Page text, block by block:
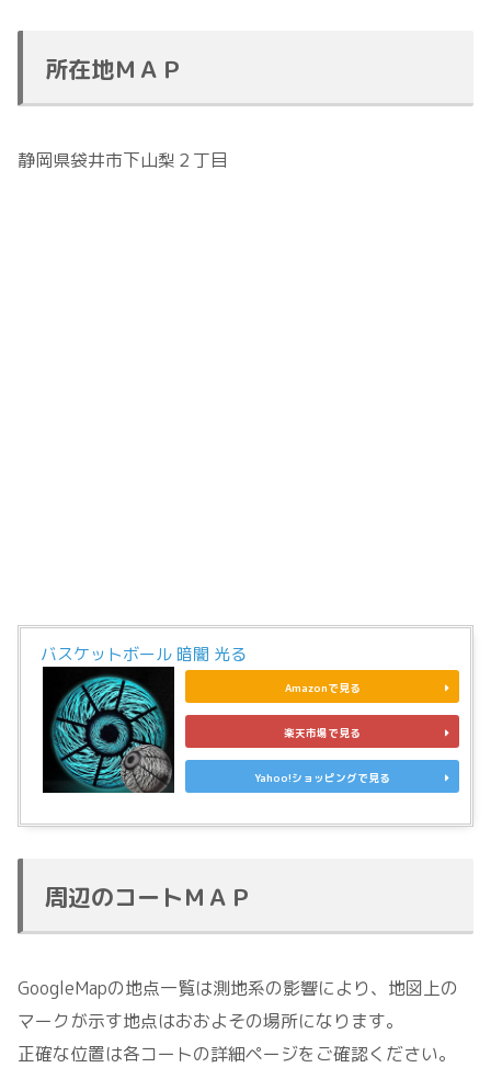
所在地ＭＡＰ
静岡県袋井市下山梨２丁目
バスケットボール 暗闇 光る
Amazonで見る
楽天市場で見る
Yahoo!ショッピングで見る
周辺のコートＭＡＰ
GoogleMapの地点一覧は測地系の影響により、地図上の
マークが示す地点はおおよその場所になります。
正確な位置は各コートの詳細ページをご確認ください。